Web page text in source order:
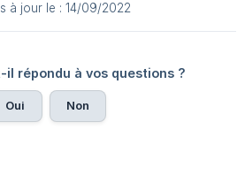
à jour le : 14/09/2022
répondu à vos questions ?
Oui Non